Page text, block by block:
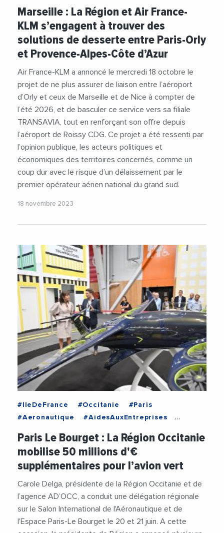
#RegionSudProvenceAlpesCoteDAzur
#RenaudMuselier
#Transports
Marseille : La Région et Air France-
KLM s’engagent à trouver des
solutions de desserte entre Paris-Orly
et Provence-Alpes-Côte d’Azur
Air France-KLM a annoncé le mercredi 18 octobre le
projet de ne plus assurer de liaison entre l’aéroport
d’Orly et ceux de Marseille et de Nice à compter de
l’été 2026, et de basculer ce service vers sa filiale
TRANSAVIA, tout en renforçant son offre depuis
l’aéroport de Roissy CDG. Ce projet a été ressenti par
l’opinion publique, les acteurs politiques et
économiques des territoires concernés, comme un
coup dur avec le risque d’un délaissement par le
premier opérateur aérien national du grand sud.
18 novembre 2023
#IleDeFrance #Occitanie
#Paris
#Aeronautique
#AidesAuxEntreprises
#LeBourget
#RegionOccitanie1
#SalonDuBourget
#StartUp
#TransitionEcologique
Paris Le Bourget : La Région Occitanie
mobilise 50 millions d'€
supplémentaires pour l’avion vert
Carole Delga, présidente de la Région Occitanie et de
l’agence AD’OCC, a conduit une délégation régionale
sur le Salon International de l'Aéronautique et de
l'Espace Paris-Le Bourget le 20 et 21 juin. A cette